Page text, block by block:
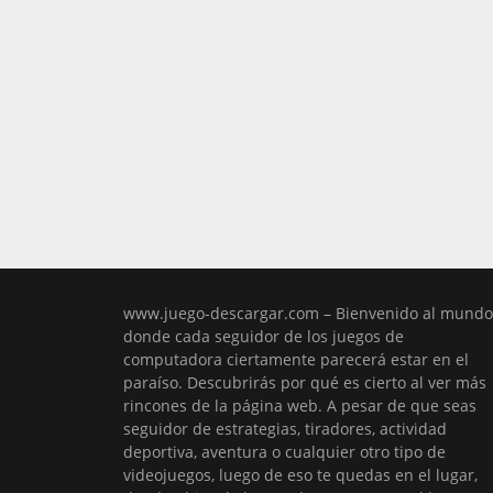
www.juego-descargar.com – Bienvenido al
donde cada seguidor de los juegos de
computadora ciertamente parecerá estar en el
paraíso. Descubrirás por qué es cierto al ver más
rincones de la página web. A pesar de que seas
seguidor de estrategias, tiradores, actividad
deportiva, aventura o cualquier otro tipo de
videojuegos, luego de eso te quedas en el lugar,